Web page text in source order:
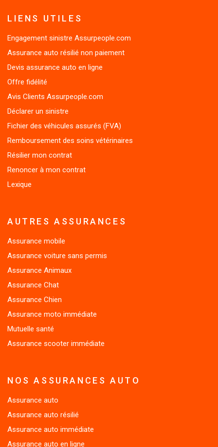
Assurance auto résilié non paiement
Devis assurance auto en ligne
Offre fidélité
Avis Clients Assurpeople.com
Déclarer un sinistre
Fichier des véhicules assurés (FVA)
Remboursement des soins vétérinaires
Résilier mon contrat
Renoncer à mon contrat
Lexique
Assurance voiture sans permis
Assurance Animaux
Assurance Chat
Assurance Chien
Assurance moto immédiate
Mutuelle santé
Assurance scooter immédiate
Assurance auto résilié
Assurance auto immédiate
Assurance auto en ligne